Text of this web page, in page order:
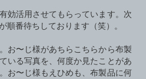
効活用させてもらっています。次
順番待ちしております（笑）。
お〜じ様があちらこちらから布製
いる写真を、何度か見たことがあ
お〜じ様もえひめも、布製品に何